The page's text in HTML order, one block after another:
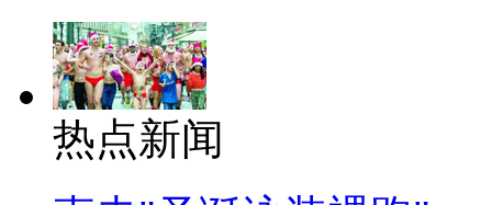
热点新闻